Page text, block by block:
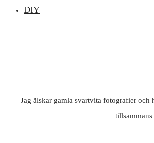
DIY
Jag älskar gamla svartvita fotografier och